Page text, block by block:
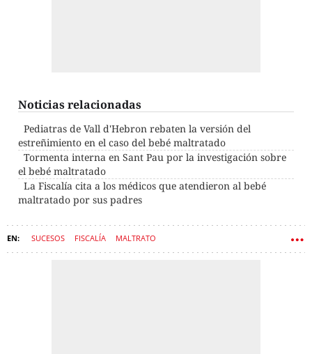
Noticias relacionadas
Pediatras de Vall d'Hebron rebaten la versión del
estreñimiento en el caso del bebé maltratado
Tormenta interna en Sant Pau por la investigación sobre
el bebé maltratado
La Fiscalía cita a los médicos que atendieron al bebé
maltratado por sus padres
SUCESOS FISCALÍA MALTRATO